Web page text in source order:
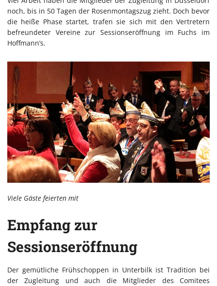
noch, bis in 50 Tagen der Rosenmontagszug zieht. Doch bevor
die heiße Phase startet, trafen sie sich mit den Vertretern
befreundeter Vereine zur Sessionseröffnung im Fuchs im
Hoffmann’s.
Viele Gäste feierten mit
Empfang zur
Sessionseröffnung
Der gemütliche Frühschoppen in Unterbilk ist Tradition bei
der Zugleitung und auch die Mitglieder des Comitees